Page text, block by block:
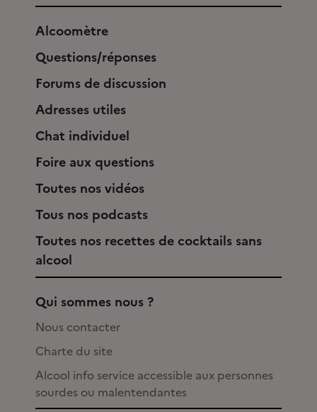
Alcoomètre
Questions/réponses
Forums de discussion
Adresses utiles
Chat individuel
Foire aux questions
Toutes nos vidéos
Tous nos podcasts
Toutes nos recettes de cocktails sans
alcool
Qui sommes nous ?
Nous contacter
Charte du site
Alcool info service accessible aux personnes
sourdes ou malentendantes